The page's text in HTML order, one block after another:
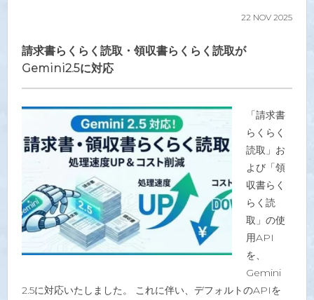
22 NOV 2025
請求書らくらく読取・領収書らくらく読取が
Gemini2.5に対応
「請求書
らくらく
読取」お
よび「領
収書らく
らく読
取」の使
用API
を、
Gemini
2.5に対応いたしました。 これに伴い、デフォルトのAPIを